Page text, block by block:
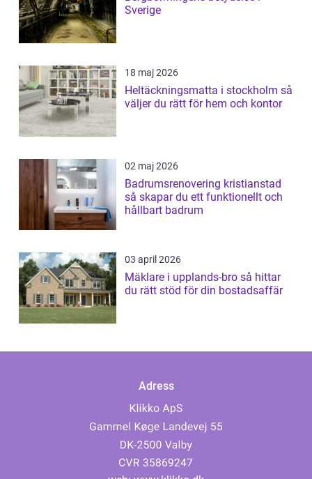
Sverige
18 maj 2026
Heltäckningsmatta i stockholm så
väljer du rätt för hem och kontor
02 maj 2026
Badrumsrenovering kristianstad
så skapar du ett funktionellt och
hållbart badrum
03 april 2026
Mäklare i upplands-bro så hittar
du rätt stöd för din bostadsaffär
Adress